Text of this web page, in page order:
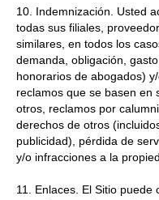
10. Indemnización. Usted
todas sus filiales,
similares, en todos los
demanda, obligación,
honorarios de abogados)
reclamos que se basen en
otros, reclamos por
derechos de otros
publicidad), pérdida de
y/o infracciones a la
11. Enlaces. El Sitio